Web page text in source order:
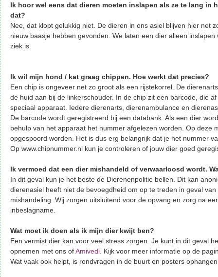
Ik hoor wel eens dat dieren moeten inslapen als ze te lang in
dat?
Nee, dat klopt gelukkig niet. De dieren in ons asiel blijven hier net
nieuw baasje hebben gevonden. We laten een dier alleen
ziek is.
Ik wil mijn hond / kat graag chippen. Hoe werkt dat precies?
Een chip is ongeveer net zo groot als een rijstekorrel. De
de huid aan bij de linkerschouder. In de chip zit een barcode, die
speciaal apparaat. Iedere dierenarts, dierenambulance en
De barcode wordt geregistreerd bij een databank. Als een dier
behulp van het apparaat het nummer afgelezen worden. Op deze
opgespoord worden. Het is dus erg belangrijk dat je het nummer
Op www.chipnummer.nl kun je controleren of jouw dier goed
Ik vermoed dat een dier mishandeld of verwaarloosd wordt.
In dit geval kun je het beste de Dierenenpolitie bellen. Dit kan
dierenasiel heeft niet de bevoegdheid om op te treden in geval
mishandeling. Wij zorgen uitsluitend voor de opvang en zorg na
inbeslagname.
Wat moet ik doen als ik mijn dier kwijt ben?
Een vermist dier kan voor veel stress zorgen. Je kunt in dit geval
opnemen met ons ofAmivedi Kijk voor meer informatie op de
Wat vaak ook helpt, is rondvragen in de buurt en posters